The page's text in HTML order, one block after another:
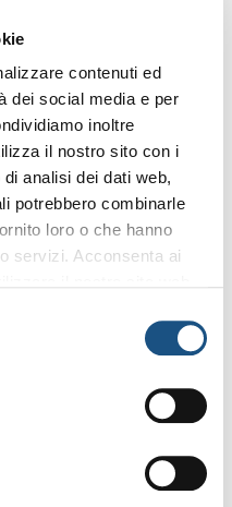
contenuti ed
dei social media e per
inoltre
il nostro sito con i
analisi dei dati web,
potrebbero combinarle
loro o che hanno
servizi. Acconsenta ai
un incantesimo che si
senza via di
irresistibile, un
sensi e li trattiene in
è morbida e golosa:
dolci e